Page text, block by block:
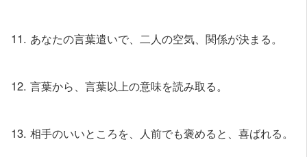
11. あなたの言葉遣いで、二人の空気、関係が決まる。
12. 言葉から、言葉以上の意味を読み取る。
13. 相手のいいところを、人前でも褒めると、喜ばれる。